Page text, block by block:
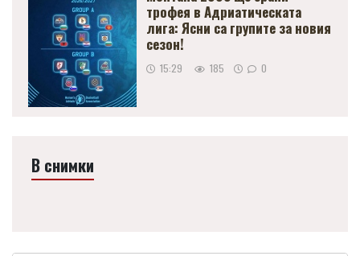
трофея в Адриатическата
лига: Ясни са групите за новия
сезон!
15:29 185 0
В снимки